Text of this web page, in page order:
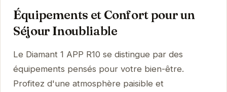
Équipements et Confort pour un
Séjour Inoubliable
Le Diamant 1 APP R10 se distingue par des
équipements pensés pour votre bien-être.
Profitez d'une atmosphère paisible et